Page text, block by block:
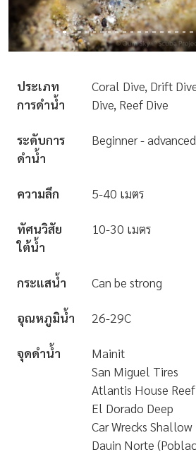
การดำน้ำ
Dive, Reef Dive
Beginner - advanced
5-40 เมตร